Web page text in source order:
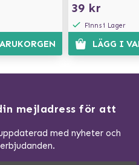
39 kr
Finns i Lager
LÄGG I
mejladress för att
med nyheter och